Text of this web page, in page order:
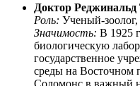
Доктор
Роль: Ученый-зоолог,
Значимость: В 1925
биологическую
государственное
среды на Восточном
Соломонс в важный